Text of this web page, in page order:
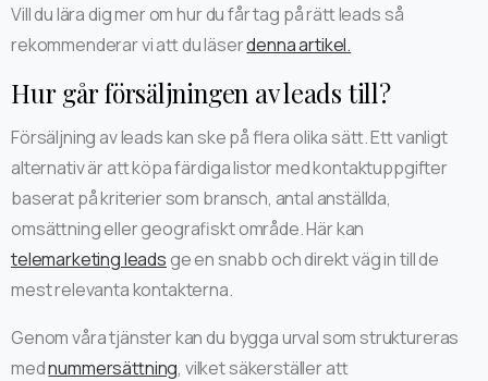
Vill du lära dig mer om hur du får tag på rätt leads så
rekommenderar vi att du läserdenna artikel.
Hur går försäljningen av leads till?
Försäljning av leads kan ske på flera olika sätt. Ett vanligt
alternativ är att köpa färdiga listor med kontaktuppgifter
baserat på kriterier som bransch, antal anställda,
omsättning eller geografiskt område. Här kan
telemarketing leadsge en snabb och direkt väg in till de
mest relevanta kontakterna.
Genom våra tjänster kan du bygga urval som struktureras
mednummersättning, vilket säkerställer att